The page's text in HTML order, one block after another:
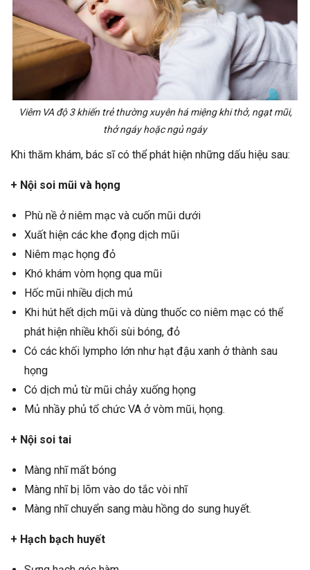
Viêm VA độ 3 khiến trẻ thường xuyên há miệng khi thở, ngạt mũi,
thở ngáy hoặc ngủ ngáy
Khi thăm khám, bác sĩ có thể phát hiện những dấu hiệu sau:
+ Nội soi mũi và họng
Phù nề ở niêm mạc và cuốn mũi dưới
Xuất hiện các khe đọng dịch mũi
Niêm mạc họng đỏ
Khó khám vòm họng qua mũi
Hốc mũi nhiều dịch mủ
Khi hút hết dịch mũi và dùng thuốc co niêm mạc có thể
phát hiện nhiều khối sùi bóng, đỏ
Có các khối lympho lớn như hạt đậu xanh ở thành sau
họng
Có dịch mủ từ mũi chảy xuống họng
Mủ nhầy phủ tổ chức VA ở vòm mũi, họng.
+ Nội soi tai
Màng nhĩ mất bóng
Màng nhĩ bị lõm vào do tắc vòi nhĩ
Màng nhĩ chuyển sang màu hồng do sung huyết.
+ Hạch bạch huyết